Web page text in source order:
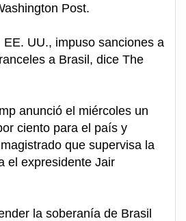
Post.
UU., impuso sanciones a
a Brasil, dice The
anunció el miércoles un
ciento para el país y
que supervisa la
el expresidente Jair
la soberanía de Brasil